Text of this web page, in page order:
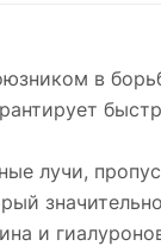
в
лучи,
и